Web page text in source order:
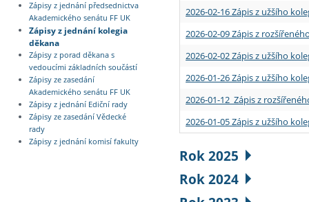
Zápisy z jednání předsednictva
Akademického senátu FF UK
Zápisy z jednání kolegia
děkana
Zápisy z porad děkana s
vedoucími základních součástí
Zápisy ze zasedání
Akademického senátu FF UK
Zápisy z jednání Ediční rady
Zápisy ze zasedání Vědecké
rady
Zápisy z jednání komisí fakulty
2026-02-16 Zápis z užšího
2026-02-09 Zápis z
2026-02-02 Zápis z užšího
2026-01-26 Zápis z užšího
2026-01-12 Zápis z
2026-01-05 Zápis z užšího
Rok 2025
Rok 2024